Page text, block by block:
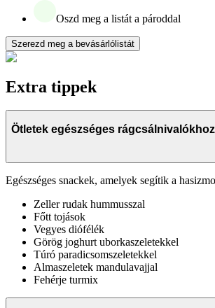
Oszd meg a listát a pároddal
Szerezd meg a bevásárlólistát
Extra tippek
Ötletek egészséges rágcsálnivalókhoz
Egészséges snackek, amelyek segítik a
Zeller rudak hummusszal
Főtt tojások
Vegyes diófélék
Görög joghurt uborkaszeletekkel
Túró paradicsomszeletekkel
Almaszeletek mandulavajjal
Fehérje turmix